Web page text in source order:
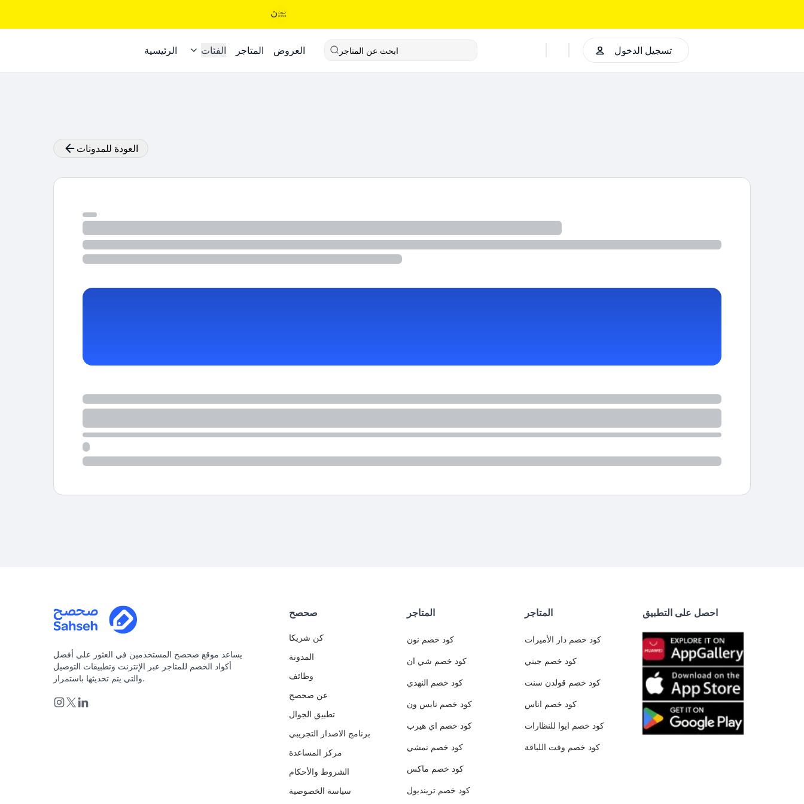
الرئيسية الفئات المتاجر العروض ابحث عن المتاجر تسجيل الدخول
العودة للمدونات
يساعد موقع صحصح المستخدمين في العثور على أفضل
أكواد الخصم للمتاجر عبر الإنترنت وتطبيقات التوصيل
والتي يتم تحديثها باستمرار.
صحصح
كن شريكا
المدونة
وظائف
عن صحصح
تطبيق الجوال
برنامج الاصدار التجريبي
مركز المساعدة
الشروط والأحكام
سياسة الخصوصية
المتاجر
كود خصم نون
كود خصم شي ان
كود خصم النهدي
كود خصم نايس ون
كود خصم اي هيرب
كود خصم نمشي
كود خصم ماكس
كود خصم ترينديول
المتاجر
كود خصم دار الأميرات
كود خصم جيني
كود خصم قولدن سنت
كود خصم اناس
كود خصم ايوا للنظارات
كود خصم وقت اللياقة
احصل على التطبيق